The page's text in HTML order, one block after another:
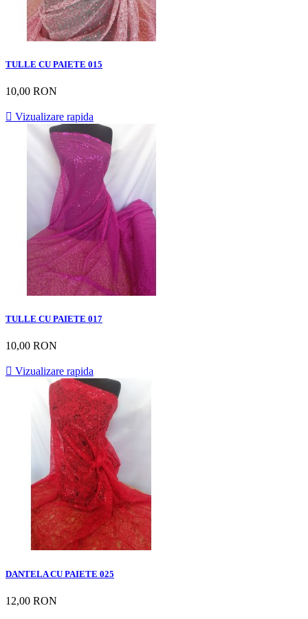
TULLE CU PAIETE 015
10,00 RON
 Vizualizare rapida
TULLE CU PAIETE 017
10,00 RON
 Vizualizare rapida
DANTELA CU PAIETE 025
12,00 RON